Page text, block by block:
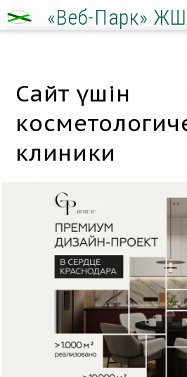
«Веб-Парк»
Сайт үшін
клиники